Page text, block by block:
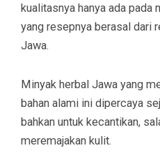
kualitasnya hanya ada pada
yang resepnya berasal dari
Jawa.
Minyak herbal Jawa yang
bahan alami ini dipercaya
bahkan untuk kecantikan,
meremajakan kulit.